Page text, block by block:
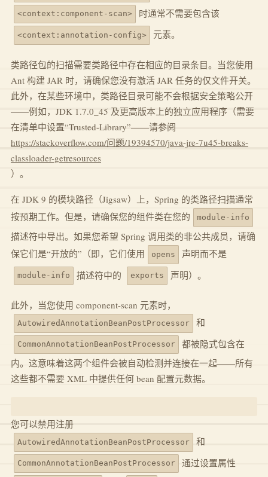
<context:component-scan> 时通常不需要包含该
<context:annotation-config> 元素。
类路径包的扫描需要类路径中存在相应的目录条目。当您使用
Ant 构建 JAR 时，请确保您没有激活 JAR 任务的仅文件开关。
此外，在某些环境中，类路径目录可能不会根据安全策略公开
——例如，JDK 1.7.0_45 及更高版本上的独立应用程序（需要
在清单中设置“Trusted-Library”——请参阅
https://stackoverflow.com/问题/19394570/java-jre-7u45-breaks-
classloader-getresources
）。
在 JDK 9 的模块路径（Jigsaw）上，Spring 的类路径扫描通常
按预期工作。但是，请确保您的组件类在您的
module-info
描述符中导出。如果您希望 Spring 调用类的非公共成员，请确
保它们是“开放的”（即，它们使用
opens 声明而不是
module-info 描述符中的 exports 声明）。
此外，当您使用 component-scan 元素时，
AutowiredAnnotationBeanPostProcessor 和
CommonAnnotationBeanPostProcessor
都被隐式包含在
内。这意味着这两个组件会被自动检测并连接在一起——所有
这些都不需要 XML 中提供任何 bean 配置元数据。
您可以禁用注册
AutowiredAnnotationBeanPostProcessor 和
CommonAnnotationBeanPostProcessor 通过设置属性